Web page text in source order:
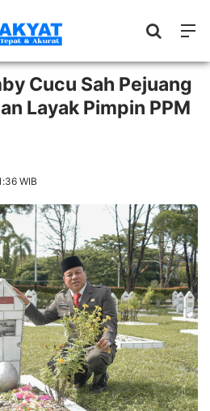
Cucu Sah Pejuang
Layak Pimpin PPM
WIB